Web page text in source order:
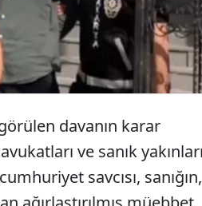
davanın karar
ve sanık
savcısı,